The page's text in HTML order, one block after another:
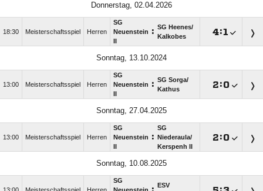
Donnerstag, 02.04.2026
18:30 Meisterschaftsspiel Herren
SG
Neuenstein : SG Heenes/​
Kalkobes
:
Sonntag, 13.10.2024
13:00 Meisterschaftsspiel Herren
SG
Neuenstein : SG Sorga/​
Kathus
:
Sonntag, 27.04.2025
13:00 Meisterschaftsspiel Herren
SG
Neuenstein :
SG
Niederaula/​
Kerspenh II
:
Sonntag, 10.08.2025
SG
ESV